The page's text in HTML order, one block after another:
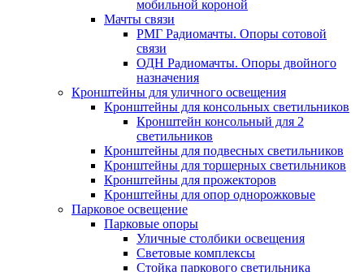
мобильной короной
Мачты связи
РМГ Радиомачты. Опоры сотовoй
связи
ОДН Радиомачты. Опоры двойного
назначения
Кронштейны для уличного освещения
Кронштейны для консольных светильников
Кронштейн консольный для 2
светильников
Кронштейны для подвесных светильников
Кронштейны для торшерных светильников
Кронштейны для прожекторов
Кронштейны для опор однорожковые
Парковое освещение
Парковые опоры
Уличные столбики освещения
Световые комплексы
Стойка паркового светильника